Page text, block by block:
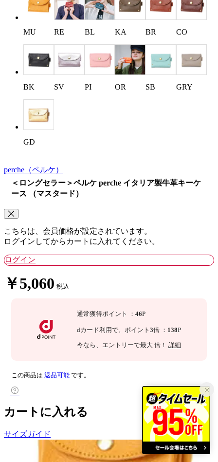
MU RE BL KA BR CO
BK SV PI OR SB GRY
GD
perche （ペルケ）
＜ロングセラー＞ペルケ perche イタリア製牛革キーケ
ース （マスタード）
こちらは、会員価格が設定されています。
ログインしてからカートに入れてください。
ログイン
￥5,060 税込
通常獲得ポイント ： 46P
dカード利用で、 ポイント 3倍 ： 138P
今なら 、エントリーで最大 倍！ 詳細
この商品は 返品可能 です。
カートに入れる
サイズガイド